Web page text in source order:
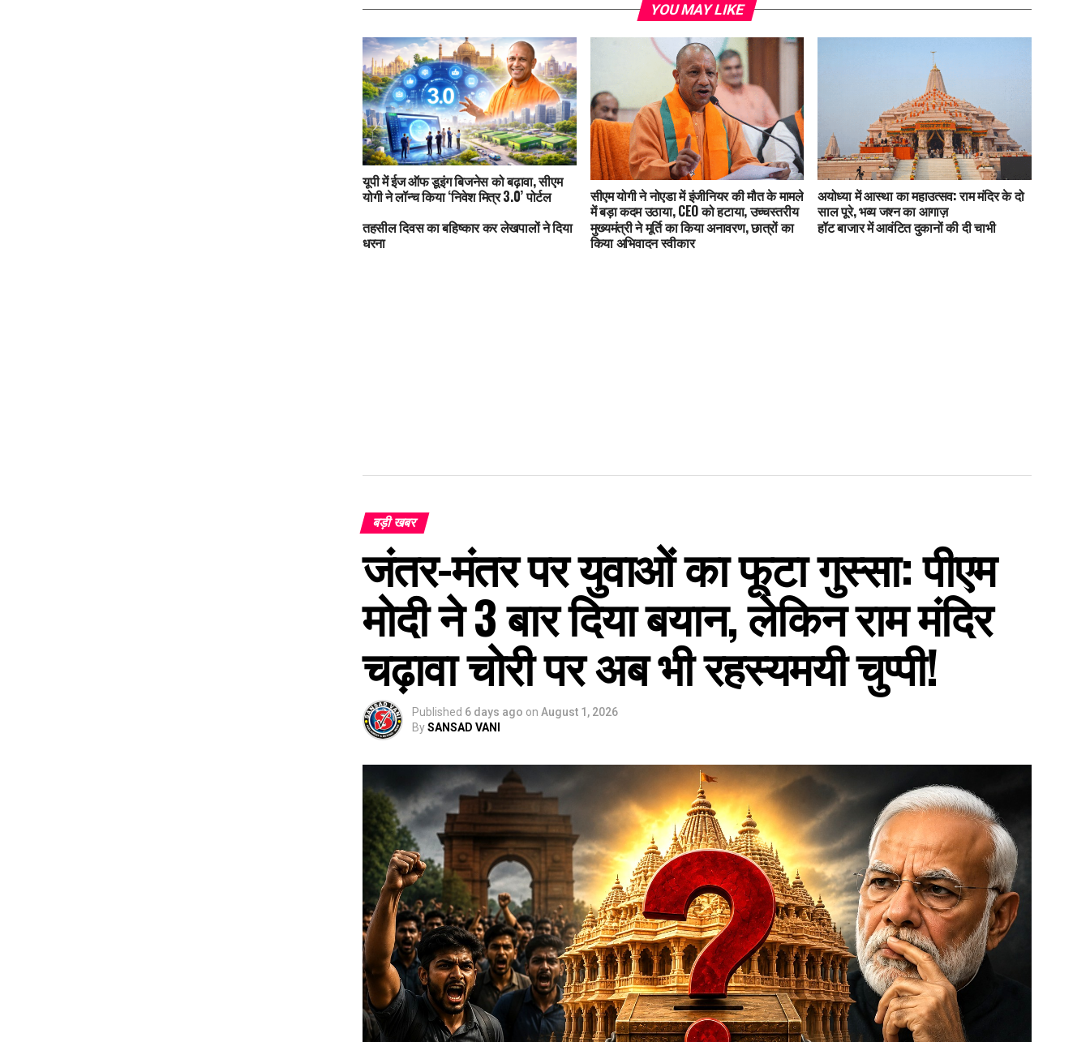
YOU MAY LIKE
यूपी में ईज ऑफ डूइंग बिजनेस को बढ़ावा, सीएम
योगी ने लॉन्च किया ‘निवेश मित्र 3.0’ पोर्टल सीएम योगी ने नोएडा में इंजीनियर की मौत के मामले
में बड़ा कदम उठाया, CEO को हटाया, उच्चस्तरीय
जांच के आदेश
अयोध्या में आस्था का महाउत्सव: राम मंदिर के दो
साल पूरे, भव्य जश्न का आगाज़
तहसील दिवस का बहिष्कार कर लेखपालों ने दिया
धरना
मुख्यमंत्री ने मूर्ति का किया अनावरण, छात्रों का
किया अभिवादन स्वीकार
हॉट बाजार में आवंटित दुकानों की दी चाभी
बड़ी खबर
जंतर-मंतर पर युवाओं का फूटा गुस्सा: पीएम
मोदी ने 3 बार दिया बयान, लेकिन राम मंदिर
चढ़ावा चोरी पर अब भी रहस्यमयी चुप्पी!
Published 6 days ago on August 1, 2026
BySANSAD VANI